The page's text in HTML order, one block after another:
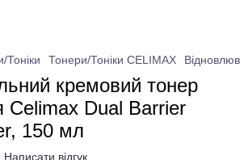
Тоніки Тонери/Тоніки CELIMAX
кремовий тонер
Celimax Dual Barrier
150 мл
Написати відгук